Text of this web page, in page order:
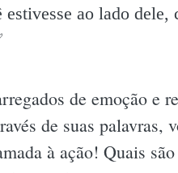
ao lado
de emoção e
de suas palavras,
à ação! Quais